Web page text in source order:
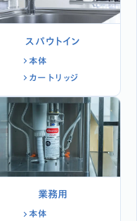
スパウトイン
本体
カートリッジ
業務用
本体